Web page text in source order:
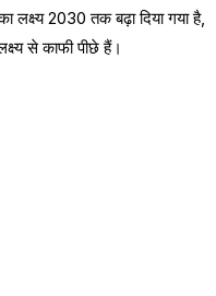
लक्ष्य 2030 तक बढ़ा दिया गया है,
से काफी पीछे हैं।